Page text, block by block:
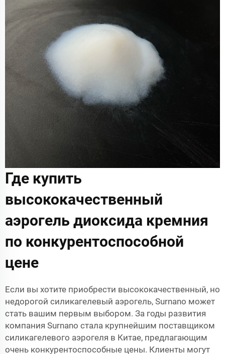
Где купить
высококачественный
аэрогель диоксида кремния
по конкурентоспособной
цене
Если вы хотите приобрести высококачественный, но
недорогой силикагелевый аэрогель, Surnano может
стать вашим первым выбором. За годы развития
компания Surnano стала крупнейшим поставщиком
силикагелевого аэрогеля в Китае, предлагающим
очень конкурентоспособные цены. Клиенты могут